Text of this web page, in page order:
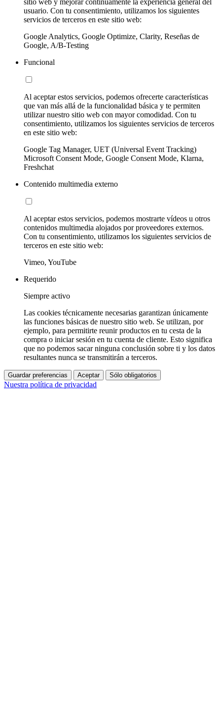
usuario. Con tu consentimiento, utilizamos los siguientes
servicios de terceros en este sitio web:
Google Analytics, Google Optimize, Clarity, Reseñas de
Google, A/B-Testing
Funcional
Al aceptar estos servicios, podemos ofrecerte características
que van más allá de la funcionalidad básica y te permiten
utilizar nuestro sitio web con mayor comodidad. Con tu
consentimiento, utilizamos los siguientes servicios de terceros
en este sitio web:
Google Tag Manager, UET (Universal Event Tracking)
Microsoft Consent Mode, Google Consent Mode, Klarna,
Freshchat
Contenido multimedia externo
Al aceptar estos servicios, podemos mostrarte vídeos u otros
contenidos multimedia alojados por proveedores externos.
Con tu consentimiento, utilizamos los siguientes servicios de
terceros en este sitio web:
Vimeo, YouTube
Requerido
Siempre activo
Las cookies técnicamente necesarias garantizan únicamente
las funciones básicas de nuestro sitio web. Se utilizan, por
ejemplo, para permitirte reunir productos en tu cesta de la
compra o iniciar sesión en tu cuenta de cliente. Esto significa
que no podemos sacar ninguna conclusión sobre ti y los datos
resultantes nunca se transmitirán a terceros.
Guardar preferencias Aceptar Sólo obligatorios
Nuestra política de privacidad